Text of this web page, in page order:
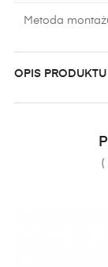
Metoda
OPIS PRODUKTU
(